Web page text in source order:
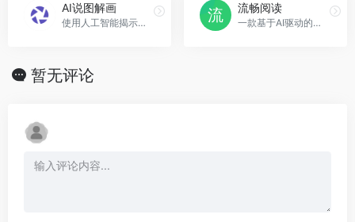
AI说图解画
使用人工智能揭示艺术作品背后的细节、情感和含义。AI说图解画官网入口网址
流畅阅读
一款基于AI驱动的浏览器双语翻译插件，提供智能翻译和隐私保护
暂无评论